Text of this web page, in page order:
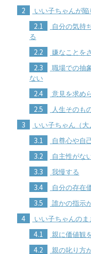
2 いい子ちゃんが
2.1
自分の気持
る
2.2 嫌なことを
2.3
職場での抽
ない
2.4 意見を求め
2.5 人生そのも
3 いい子ちゃん（
3.1 自尊心や自
3.2 自主性がな
3.3 我慢する
3.4 自分の存在
3.5 誰かの指示
4 いい子ちゃんの
4.1 親に価値観
4.2 親の叱り方